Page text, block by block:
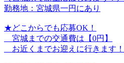
勤務地：宮城県一円にあり
★どこからでも応募OK！
宮城までの交通費は【0円】
お近くまでお迎えに行きます！